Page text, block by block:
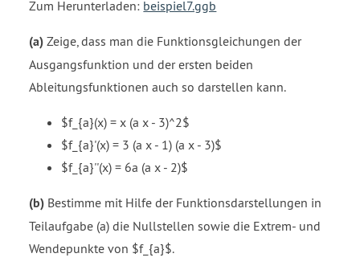
Zum Herunterladen: beispiel7.ggb
(a) Zeige, dass man die Funktionsgleichungen der
Ausgangsfunktion und der ersten beiden
Ableitungsfunktionen auch so darstellen kann.
$f_{a}(x) = x (a x - 3)^2$
$f_{a}'(x) = 3 (a x - 1) (a x - 3)$
$f_{a}''(x) = 6a (a x - 2)$
(b) Bestimme mit Hilfe der Funktionsdarstellungen in
Teilaufgabe (a) die Nullstellen sowie die Extrem- und
Wendepunkte von $f_{a}$.